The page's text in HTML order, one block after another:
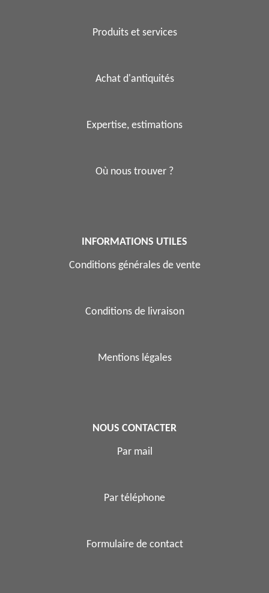
Produits et services
Achat d'antiquités
Expertise, estimations
Où nous trouver ?
INFORMATIONS UTILES
Conditions générales de vente
Conditions de livraison
Mentions légales
NOUS CONTACTER
Par mail
Par téléphone
Formulaire de contact